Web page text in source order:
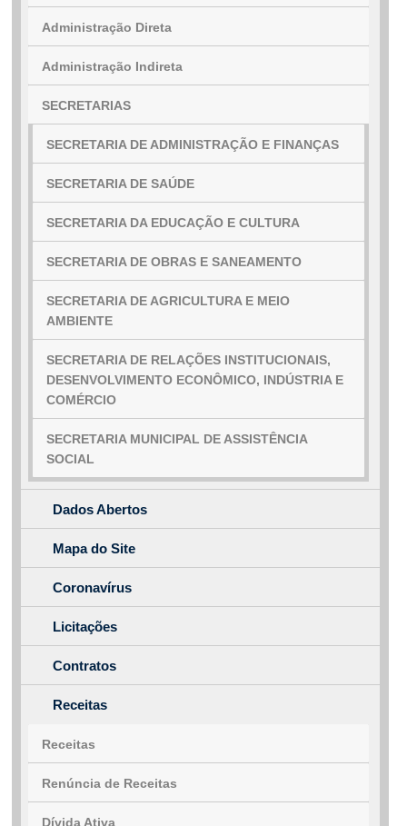
...Ou se preferir
Ligue para nós
(77) 3455-1412
E-mail
Ou seja atendido presencialmente
Segunda a sexta-feira, das 07h ás 13h.
Rua Rui Barbosa, 26 - Centro - Caculé - Ba
Outros meios de contato
Ouvidoria
Administração Direta
Administração Indireta
SECRETARIAS
SECRETARIA DE ADMINISTRAÇÃO E FINANÇAS
SECRETARIA DE SAÚDE
SECRETARIA DA EDUCAÇÃO E CULTURA
SECRETARIA DE OBRAS E SANEAMENTO
SECRETARIA DE AGRICULTURA E MEIO
AMBIENTE
SECRETARIA DE RELAÇÕES INSTITUCIONAIS,
DESENVOLVIMENTO ECONÔMICO, INDÚSTRIA E
COMÉRCIO
SECRETARIA MUNICIPAL DE ASSISTÊNCIA
SOCIAL
Dados Abertos
Mapa do Site
Coronavírus
Licitações
Contratos
Receitas
Receitas
Renúncia de Receitas
Dívida Ativa